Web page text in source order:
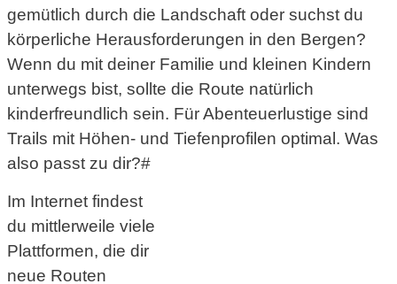
gemütlich durch die Landschaft oder suchst du
körperliche Herausforderungen in den Bergen?
Wenn du mit deiner Familie und kleinen Kindern
unterwegs bist, sollte die Route natürlich
kinderfreundlich sein. Für Abenteuerlustige sind
Trails mit Höhen- und Tiefenprofilen optimal. Was
also passt zu dir?#
Im Internet findest
du mittlerweile viele
Plattformen, die dir
neue Routen